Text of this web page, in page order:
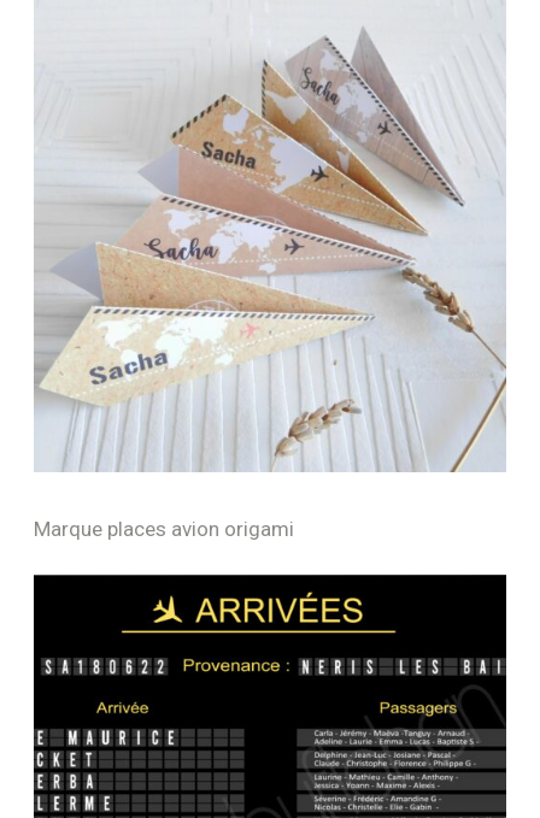
Marque places avion origami